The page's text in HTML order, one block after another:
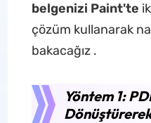
belgenizi Paint'te
çözüm kullanarak
bakacağız .
Yöntem 1: